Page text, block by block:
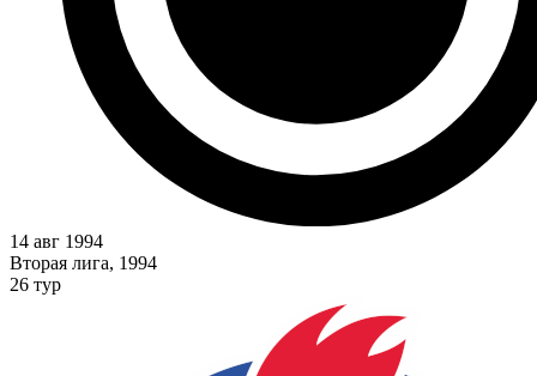
14 авг 1994
Вторая лига, 1994
26 тур